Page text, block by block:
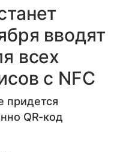
вводят
всех
с NFC
придется
QR-код